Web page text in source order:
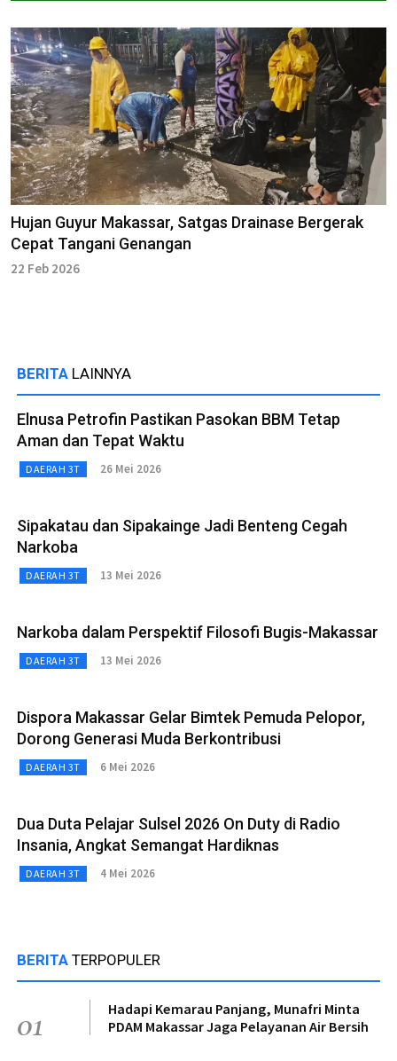
Hujan Guyur Makassar, Satgas Drainase Bergerak
Cepat Tangani Genangan
22 Feb 2026
BERITA LAINNYA
Elnusa Petrofin Pastikan Pasokan BBM Tetap
Aman dan Tepat Waktu
DAERAH 3T 26 Mei 2026
Sipakatau dan Sipakainge Jadi Benteng Cegah
Narkoba
DAERAH 3T 13 Mei 2026
Narkoba dalam Perspektif Filosofi Bugis-Makassar
DAERAH 3T 13 Mei 2026
Dispora Makassar Gelar Bimtek Pemuda Pelopor,
Dorong Generasi Muda Berkontribusi
DAERAH 3T 6 Mei 2026
Dua Duta Pelajar Sulsel 2026 On Duty di Radio
Insania, Angkat Semangat Hardiknas
DAERAH 3T 4 Mei 2026
BERITA TERPOPULER
01
Hadapi Kemarau Panjang, Munafri Minta
PDAM Makassar Jaga Pelayanan Air Bersih